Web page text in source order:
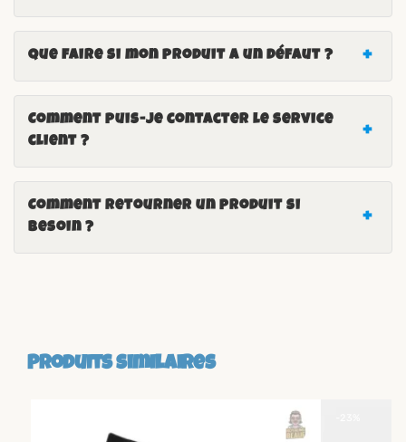
Que faire si mon produit a un défaut ?
Comment puis-je contacter le service
client ?
Comment retourner un produit si
besoin ?
Produits similaires